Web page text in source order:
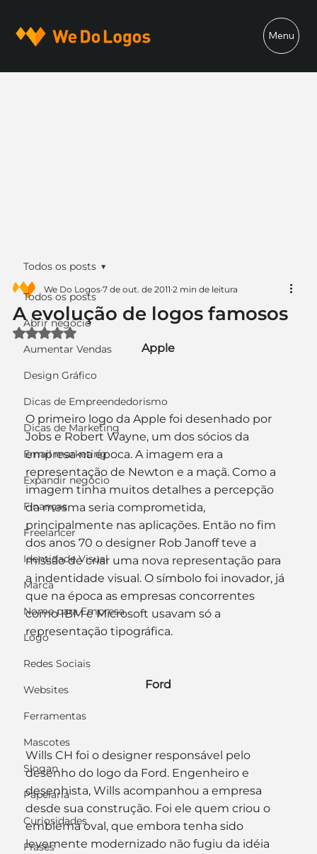
Menu
Todos os posts
Abrir negócio
Aumentar Vendas
Design Gráfico
Dicas de Empreendedorismo
Dicas de Marketing
Email marketing
Expandir negócio
Finanças
Freelancer
Identidade Visual
Marca
Nome para Empresa
Logo
Redes Sociais
Websites
Ferramentas
Mascotes
Slogan
Papelaria
Curiosidades
Frases
Todos os posts
A evolução de logos famosos
We Do Logos 7 de out. de 2011 2 min de leitura
Avaliado com NaN de 5 estrelas.
Apple
O primeiro logo da Apple foi desenhado por
Jobs e Robert Wayne, um dos sócios da
empresa na época. A imagem era a
representação de Newton e a maçã. Como a
imagem tinha muitos detalhes a percepção
da mesma seria comprometida,
principalmente nas aplicações. Então no fim
dos anos 70 o designer Rob Janoff teve a
missão de criar uma nova representação para
a indentidade visual. O símbolo foi inovador, já
que na época as empresas concorrentes
como IBM e Microsoft usavam só a
representação tipográfica.
Ford
Wills CH foi o designer responsável pelo
desenho do logo da Ford. Engenheiro e
desenhista, Wills acompanhou a empresa
desde sua construção. Foi ele quem criou o
emblema oval, que embora tenha sido
levemente modernizado não fugiu da idéia